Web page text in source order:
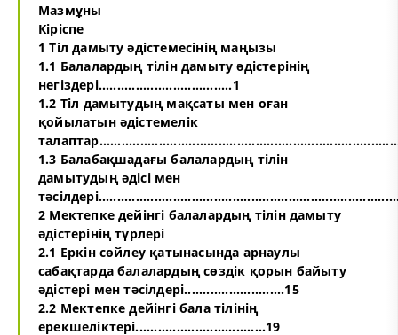
Мазмұны
Кіріспе
1 Тіл дамыту әдістемесінің маңызы
1.1 Балалардың тілін дамыту әдістерінің
негіздері....................................1
1.2 Тіл дамытудың мақсаты мен оған
қойылатын әдістемелік
1.3 Балабақшадағы балалардың тілін
дамытудың әдісі мен
2 Мектепке дейінгі балалардың тілін дамыту
әдістерінің түрлері
2.1 Еркін сөйлеу қатынасында арнаулы
сабақтарда балалардың сөздік қорын байыту
әдістері мен тәсілдері...........................15
2.2 Мектепке дейінгі бала тілінің
ерекшеліктері...................................19